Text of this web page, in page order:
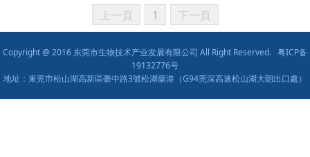
上一頁 1 下一頁
Copyright @ 2016 东莞市生物技术产业发展有限公司 All Right Reserved. 粤ICP备
19132776号
地址：東莞市松山湖高新區臺中路3號松湖藥港（G94莞深高速松山湖大朗出口處）